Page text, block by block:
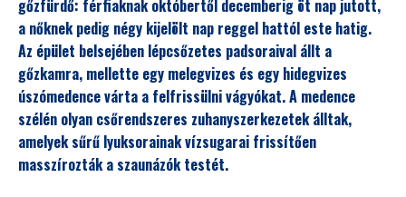
gőzfürdő: férfiaknak októbertől decemberig öt nap jutott,
a nőknek pedig négy kijelölt nap reggel hattól este hatig.
Az épület belsejében lépcsőzetes padsoraival állt a
gőzkamra, mellette egy melegvizes és egy hidegvizes
úszómedence várta a felfrissülni vágyókat. A medence
szélén olyan csőrendszeres zuhanyszerkezetek álltak,
amelyek sűrű lyuksorainak vízsugarai frissítően
masszírozták a szaunázók testét.